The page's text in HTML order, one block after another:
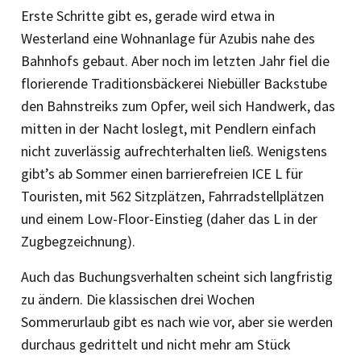
Erste Schritte gibt es, gerade wird etwa in
Westerland eine Wohnanlage für Azubis nahe des
Bahnhofs gebaut. Aber noch im letzten Jahr fiel die
florierende Traditionsbäckerei Niebüller Backstube
den Bahnstreiks zum Opfer, weil sich Handwerk, das
mitten in der Nacht loslegt, mit Pendlern einfach
nicht zuverlässig aufrechterhalten ließ. Wenigstens
gibt’s ab Sommer einen barrierefreien ICE L für
Touristen, mit 562 Sitzplätzen, Fahrradstellplätzen
und einem Low-Floor-Einstieg (daher das L in der
Zugbegzeichnung).
Auch das Buchungsverhalten scheint sich langfristig
zu ändern. Die klassischen drei Wochen
Sommerurlaub gibt es nach wie vor, aber sie werden
durchaus gedrittelt und nicht mehr am Stück